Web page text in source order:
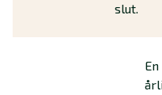
slut.